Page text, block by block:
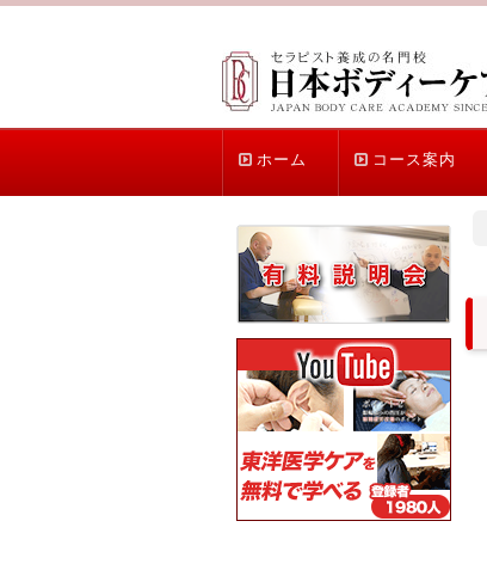
ホーム コース案内